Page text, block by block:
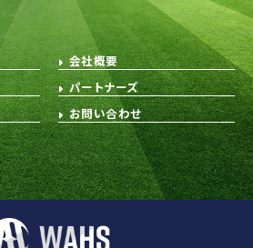
会社概要
パートナーズ
お問い合わせ